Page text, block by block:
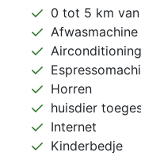
0 tot 5 km
Afwasmachine
Airconditioning
Horren
huisdier
Internet
Kinderbedje